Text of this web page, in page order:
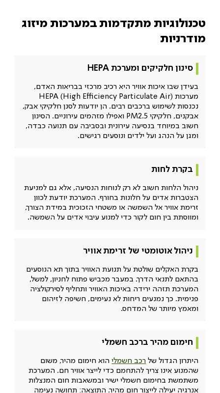
טכנולוגיות מתקדמות במערכות מיזוג
מודרניות
סינון חלקיקים ומערכת HEPA
בעידן שבו איכות אוויר היא רכיב מרכזי בבריאות האדם,
מערכות HEPA (High Efficiency Particulate Air)
נכנסות לשימוש ברכבים רבים. הן יודעות לסנן חלקיקי אבק,
אבקנים, חלקיקי PM2.5 ואפילו מזהמים עירוניים. הסינון
חשוב במיוחד בנסיעה עירונית ובסביבה עם תנועה כבדה,
ומגן על הנהג ועל ילדים ונוסעים רגישים.
בקרת לחות
ניהול הלחות חשוב לא רק לנוחות הנסיעה, אלא גם למניעת
הצטברות אדים על חלונות בחורף. המערכת יודעת לכוון
זרימת אוויר אל השמשה או משטחי הזכוכית במידת הצורך,
ומווסתת בין חום לקור כדי למנוע עיבוי אדים על השמשה.
ניהול אוטומטי של זרימת אוויר
בקרת האקלים שולטת על תנועת האוויר בתוך תא הנוסעים
בהתאם לתנאי הדרך. במעבר מכביש פתוח לחניון, למשל,
המערכת תזהה ירידה באיכות האוויר ותחליף לסירקולציה
פנימית. כך נמנעים ריחות לא נעימים, חשיפה לזיהום
ומאמץ מיותר של המדחס.
חימום מהיר ברכב חשמלי
היתרון הגדול של רכב חשמליהוא חימום מהיר, משום
שהמנוע אינו צריך להתחמם כדי לייצר אוויר חם. המערכת
משתמשת בחימום חשמלי ישיר ובמשאבות חום המנצלות
אנרגיה יעילה לייצור חום מהיר. התוצאה: תחושה נעימה